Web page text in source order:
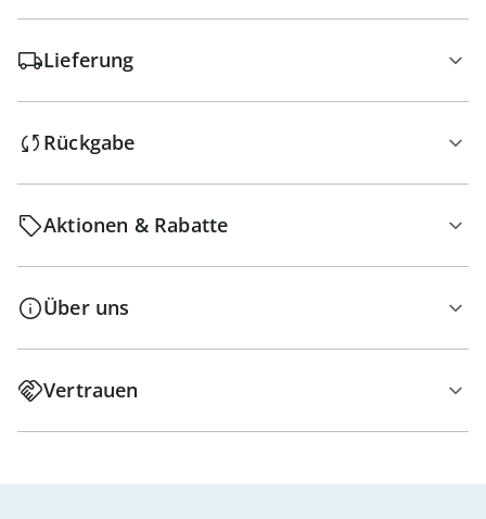
Lieferung
Rückgabe
Aktionen & Rabatte
Über uns
Vertrauen